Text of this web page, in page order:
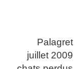
Palagret
juillet 2009